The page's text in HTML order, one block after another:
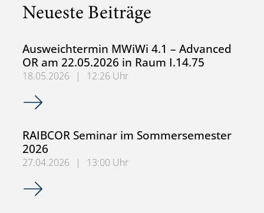
Neueste Beiträge
Ausweichtermin MWiWi 4.1 – Advanced
OR am 22.05.2026 in Raum I.14.75
18.05.2026 |
12:26 Uhr
Ausweichtermin MWiWi 4.1 – Advanced OR am
RAIBCOR Seminar im Sommersemester
2026
27.04.2026 |
13:00 Uhr
RAIBCOR Seminar im Sommersemester 2026